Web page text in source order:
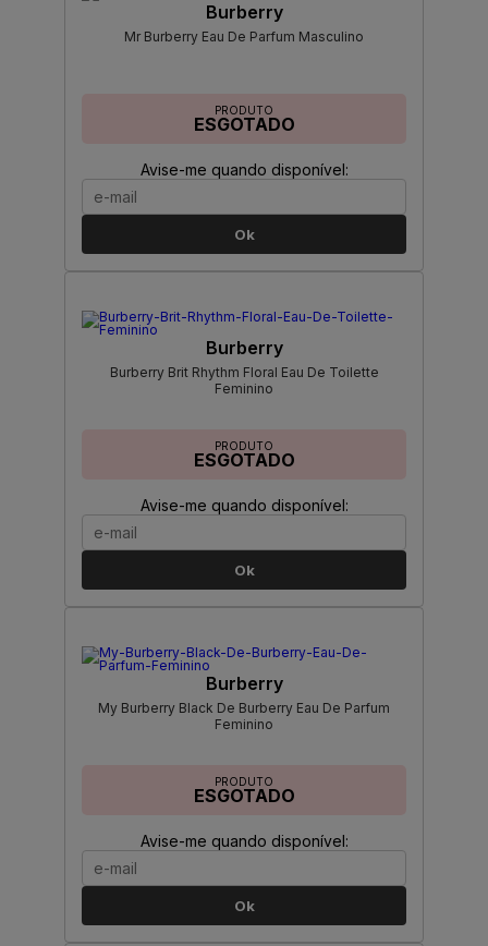
Burberry
Mr Burberry Eau De Parfum Masculino
PRODUTO
ESGOTADO
Avise-me quando disponível:
Ok
Burberry
Burberry Brit Rhythm Floral Eau De Toilette
Feminino
PRODUTO
ESGOTADO
Avise-me quando disponível:
Ok
Burberry
My Burberry Black De Burberry Eau De Parfum
Feminino
PRODUTO
ESGOTADO
Avise-me quando disponível:
Ok